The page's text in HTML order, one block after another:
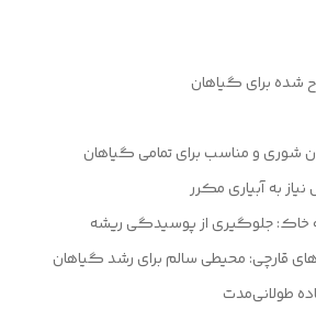
شده برای گیاهان
به آبیاری مکرر
خاک: جلوگیری از پوسیدگی ریشه
قارچی: محیطی سالم برای رشد گیاهان
طولانی‌مدت